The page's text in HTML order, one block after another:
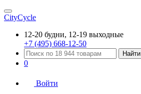
CityCycle
12-20 будни, 12-19 выходные
+7 (495) 668-12-50
Найти
0
Войти